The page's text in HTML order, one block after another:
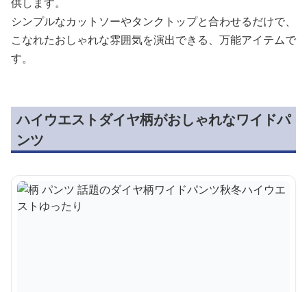
シンプルなカットソーやタンクトップと合わせるだけで、
こなれたおしゃれな雰囲気を演出できる、万能アイテムで
す。
ハイウエストダイヤ柄がおしゃれなワイドパ
ンツ